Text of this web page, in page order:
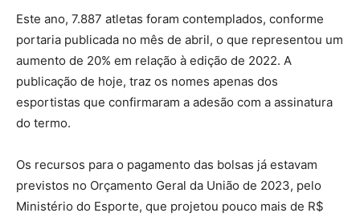
Este ano, 7.887 atletas foram contemplados, conforme
portaria publicada no mês de abril, o que representou um
aumento de 20% em relação à edição de 2022. A
publicação de hoje, traz os nomes apenas dos
esportistas que confirmaram a adesão com a assinatura
do termo.
Os recursos para o pagamento das bolsas já estavam
previstos no Orçamento Geral da União de 2023, pelo
Ministério do Esporte, que projetou pouco mais de R$